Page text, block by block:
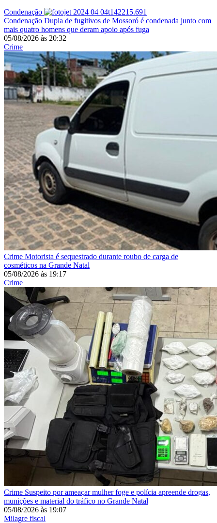
Condenação
Condenação Dupla de fugitivos de Mossoró é condenada junto com
mais quatro homens que deram apoio após fuga
05/08/2026 às 20:32
Crime
Crime Motorista é sequestrado durante roubo de carga de
cosméticos na Grande Natal
05/08/2026 às 19:17
Crime
Crime Suspeito por ameaçar mulher foge e polícia apreende drogas,
munições e material do tráfico no Grande Natal
05/08/2026 às 19:07
Milagre fiscal